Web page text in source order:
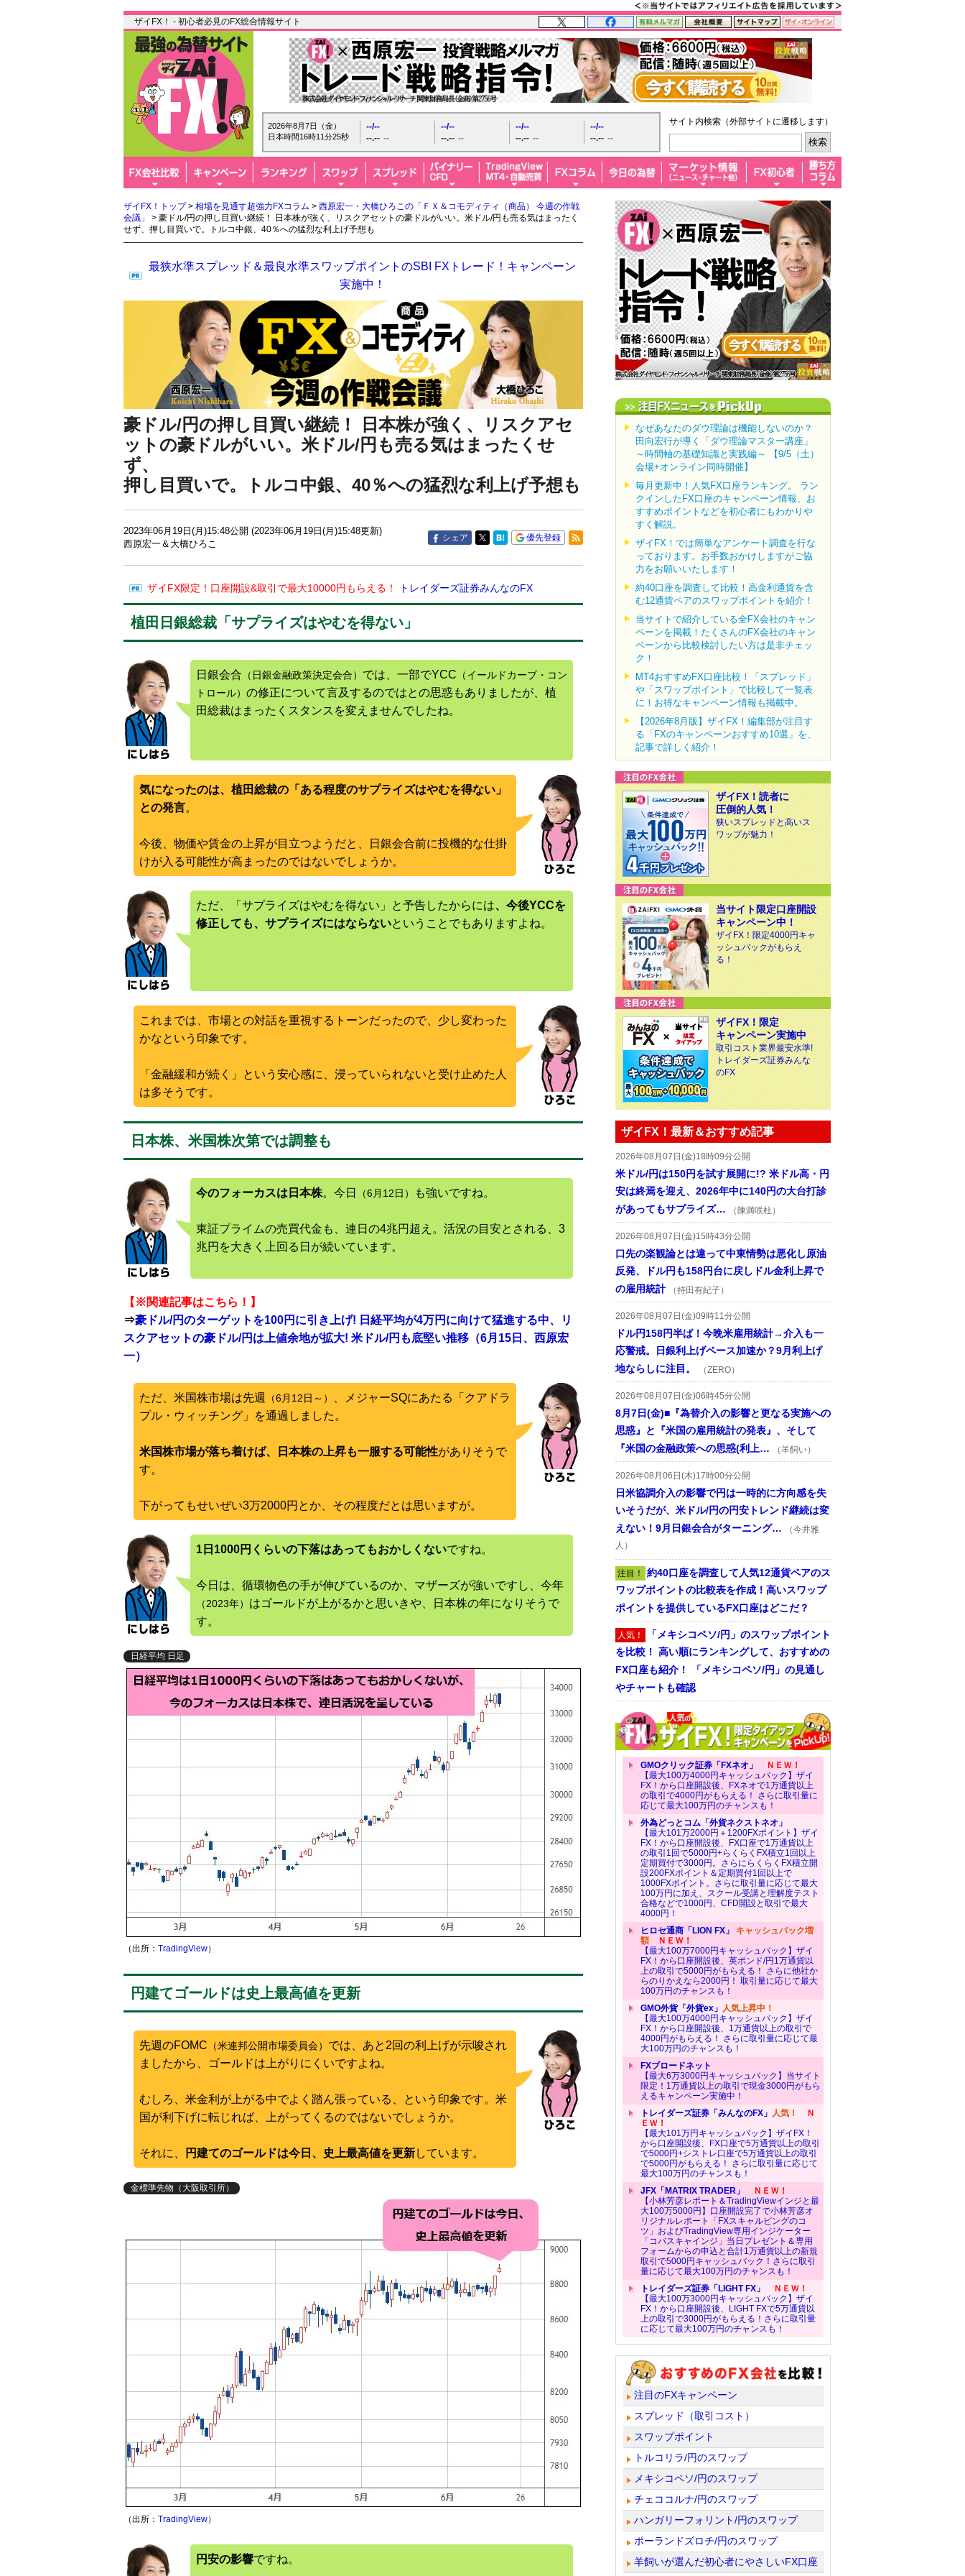
ザイFX！ - 初心者必見のFX総合情報サイト
2026年8月7日（金）
日本時間16時11分26秒
--/--
--.-- --
--/--
--.-- --
--/--
--.-- --
--/--
--.-- --
サイト内検索（外部サイトに遷移します）
ザイFX！トップ> 相場を見通す超強力FXコラム > 西原宏一・大橋ひろこの「ＦＸ＆コモディティ（商品） 今週の作戦
会議」
> 豪ドル/円の押し目買い継続！ 日本株が強く、リスクアセットの豪ドルがいい。米ドル/円も売る気はまったく
せず、押し目買いで。トルコ中銀、40％への猛烈な利上げ予想も
最狭水準スプレッド＆最良水準スワップポイントのSBI FXトレード！キャンペーン
実施中！
豪ドル/円の押し目買い継続！ 日本株が強く、リスクアセ
ットの豪ドルがいい。米ドル/円も売る気はまったくせ
ず、
押し目買いで。トルコ中銀、40％への猛烈な利上げ予想も
2023年06月19日(月)15:48公開 (2023年06月19日(月)15:48更新)
西原宏一＆大橋ひろこ
シェア 優先登録
ザイFX限定！口座開設&取引で最大10000円もらえる！ トレイダーズ証券みんなのFX
植田日銀総裁「サプライズはやむを得ない」
日銀会合 （日銀金融政策決定会合） では、一部でYCC （イールドカーブ・コン
トロール） の修正について言及するのではとの思惑もありましたが、植
田総裁はまったくスタンスを変えませんでしたね。
気になったのは、植田総裁の「ある程度のサプライズはやむを得ない」
との発言。
今後、物価や賃金の上昇が目立つようだと、日銀会合前に投機的な仕掛
けが入る可能性が高まったのではないでしょうか。
ただ、「サプライズはやむを得ない」と予告したからには、今後YCCを
修正しても、サプライズにはならないということでもありますよね。
これまでは、市場との対話を重視するトーンだったので、少し変わった
かなという印象です。
「金融緩和が続く」という安心感に、浸っていられないと受け止めた人
は多そうです。
日本株、米国株次第では調整も
今のフォーカスは日本株。今日 （6月12日） も強いですね。
東証プライムの売買代金も、連日の4兆円超え。活況の目安とされる、3
兆円を大きく上回る日が続いています。
【※関連記事はこちら！】
⇒豪ドル/円のターゲットを100円に引き上げ! 日経平均が4万円に向けて猛進する中、リ
スクアセットの豪ドル/円は上値余地が拡大! 米ドル/円も底堅い推移（6月15日、西原宏
一）
ただ、米国株市場は先週 （6月12日～）
、メジャーSQにあたる「クアドラ
プル・ウィッチング」を通過しました。
米国株市場が落ち着けば、日本株の上昇も一服する可能性がありそうで
す。
下がってもせいぜい3万2000円とか、その程度だとは思いますが。
1日1000円くらいの下落はあってもおかしくないですね。
今日は、循環物色の手が伸びているのか、マザーズが強いですし、今年
（2023年） はゴールドが上がるかと思いきや、日本株の年になりそうで
す。
日経平均 日足
（出所： TradingView）
円建てゴールドは史上最高値を更新
先週のFOMC （米連邦公開市場委員会） では、あと2回の利上げが示唆され
ましたから、ゴールドは上がりにくいですよね。
むしろ、米金利が上がる中でよく踏ん張っている、という印象です。米
国が利下げに転じれば、上がってくるのではないでしょうか。
それに、 円建てのゴールドは今日、史上最高値を更新しています。
金標準先物（大阪取引所）
（出所： TradingView）
円安の影響ですね。
なぜあなたのダウ理論は機能しないのか？
田向宏行が導く「ダウ理論マスター講座」
～時間軸の基礎知識と実践編～ 【9/5（土）
会場+オンライン同時開催】
毎月更新中！人気FX口座ランキング。 ラン
クインしたFX口座のキャンペーン情報、お
すすめポイントなどを初心者にもわかりや
すく解説。
ザイFX！では簡単なアンケート調査を行な
っております。お手数おかけしますがご協
力をお願いいたします！
約40口座を調査して比較！高金利通貨を含
む12通貨ペアのスワップポイントを紹介！
当サイトで紹介している全FX会社のキャン
ペーンを掲載！たくさんのFX会社のキャン
ペーンから比較検討したい方は是非チェッ
ク！
MT4おすすめFX口座比較！「スプレッド」
や「スワップポイント」で比較して一覧表
に！お得なキャンペーン情報も掲載中。
【2026年8月版】ザイFX！編集部が注目す
る「FXのキャンペーンおすすめ10選」を、
記事で詳しく紹介！
ザイFX！読者に
圧倒的人気！
狭いスプレッドと高いス
ワップが魅力！
当サイト限定口座開設
キャンペーン中！
ザイFX！限定4000円キャ
ッシュバックがもらえ
る！
ザイFX！限定
キャンペーン実施中
取引コスト業界最安水準!
トレイダーズ証券みんな
のFX
ザイFX！最新＆おすすめ記事
2026年08月07日(金)18時09分公開
米ドル/円は150円を試す展開に!? 米ドル高・円
安は終焉を迎え、2026年中に140円の大台打診
があってもサプライズ…
（陳満咲杜）
2026年08月07日(金)15時43分公開
口先の楽観論とは違って中東情勢は悪化し原油
反発、ドル円も158円台に戻しドル金利上昇で
の雇用統計
（持田有紀子）
2026年08月07日(金)09時11分公開
ドル円158円半ば！今晩米雇用統計→介入も一
応警戒。日銀利上げペース加速か？9月利上げ
地ならしに注目。
（ZERO）
2026年08月07日(金)06時45分公開
8月7日(金)■『為替介入の影響と更なる実施への
思惑』と『米国の雇用統計の発表』、そして
『米国の金融政策への思惑(利上…
（羊飼い）
2026年08月06日(木)17時00分公開
日米協調介入の影響で円は一時的に方向感を失
いそうだが、米ドル/円の円安トレンド継続は変
えない！9月日銀会合がターニング…
（今井雅
人）
注目！ 約40口座を調査して人気12通貨ペアのス
ワップポイントの比較表を作成！高いスワップ
ポイントを提供しているFX口座はどこだ？
人気！ 「メキシコペソ/円」のスワップポイント
を比較！ 高い順にランキングして、おすすめの
FX口座も紹介！ 「メキシコペソ/円」の見通し
やチャートも確認
GMOクリック証券「FXネオ」
ＮＥＷ！
【最大100万4000円キャッシュバック】ザイ
FX！から口座開設後、FXネオで1万通貨以上
の取引で4000円がもらえる！ さらに取引量に
応じて最大100万円のチャンスも！
外為どっとコム「外貨ネクストネオ」
【最大101万2000円＋1200FXポイント】ザイ
FX！から口座開設後、FX口座で1万通貨以上
の取引1回で5000円+らくらくFX積立1回以上
定期買付で3000円。さらにらくらくFX積立開
設200FXポイント＆定期買付1回以上で
1000FXポイント。さらに取引量に応じて最大
100万円に加え、スクール受講と理解度テスト
合格などで1000円、CFD開設と取引で最大
4000円！
ヒロセ通商「LION FX」 キャッシュバック増
額ＮＥＷ！
【最大100万7000円キャッシュバック】ザイ
FX！から口座開設後、英ポンド/円1万通貨以
上の取引で5000円がもらえる！ さらに他社か
らのりかえなら2000円！ 取引量に応じて最大
100万円のチャンスも！
GMO外貨「外貨ex」 人気上昇中！
【最大100万4000円キャッシュバック】ザイ
FX！から口座開設後、1万通貨以上の取引で
4000円がもらえる！ さらに取引量に応じて最
大100万円のチャンスも！
FXブロードネット
【最大6万3000円キャッシュバック】当サイト
限定！1万通貨以上の取引で現金3000円がもら
えるキャンペーン実施中！
トレイダーズ証券「みんなのFX」 人気！
Ｎ
ＥＷ！
【最大101万円キャッシュバック】ザイFX！
から口座開設後、FX口座で5万通貨以上の取引
で5000円+シストレ口座で5万通貨以上の取引
で5000円がもらえる！ さらに取引量に応じて
最大100万円のチャンスも！
JFX「MATRIX TRADER」
ＮＥＷ！
【小林芳彦レポート＆TradingViewインジと最
大100万5000円】口座開設完了で小林芳彦オ
リジナルレポート「FXスキャルピングのコ
ツ」およびTradingView専用インジケーター
「コバスキャインジ」当日プレゼント＆専用
フォームからの申込と合計1万通貨以上の新規
取引で5000円キャッシュバック！さらに取引
量に応じて最大100万円のチャンスも！
トレイダーズ証券「LIGHT FX」
ＮＥＷ！
【最大100万3000円キャッシュバック】ザイ
FX！から口座開設後、LIGHT FXで5万通貨以
上の取引で3000円がもらえる！さらに取引量
に応じて最大100万円のチャンスも！
注目のFXキャンペーン
スプレッド（取引コスト）
スワップポイント
トルコリラ/円のスワップ
メキシコペソ/円のスワップ
チェココルナ/円のスワップ
ハンガリーフォリント/円のスワップ
ポーランドズロチ/円のスワップ
羊飼いが選んだ初心者にやさしいFX口座